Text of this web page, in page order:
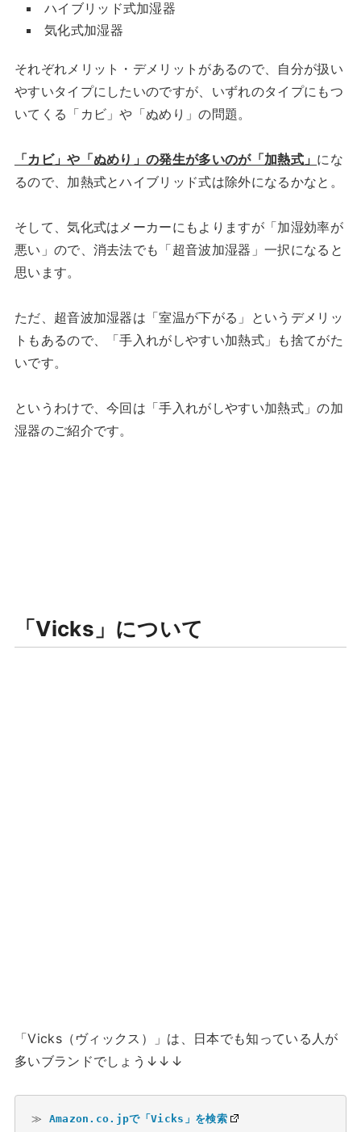
ハイブリッド式加湿器
気化式加湿器
それぞれメリット・デメリットがあるので、自分が扱い
やすいタイプにしたいのですが、いずれのタイプにもつ
いてくる「カビ」や「ぬめり」の問題。
「カビ」や「ぬめり」の発生が多いのが「加熱式」 にな
るので、加熱式とハイブリッド式は除外になるかなと。
そして、気化式はメーカーにもよりますが「加湿効率が
悪い」ので、消去法でも「超音波加湿器」一択になると
思います。
ただ、超音波加湿器は「室温が下がる」というデメリッ
トもあるので、「手入れがしやすい加熱式」も捨てがた
いです。
というわけで、今回は「手入れがしやすい加熱式」の加
湿器のご紹介です。
「Vicks」について
「Vicks（ヴィックス）」は、日本でも知っている人が
多いブランドでしょう↓↓↓
≫ Amazon.co.jpで「Vicks」を検索